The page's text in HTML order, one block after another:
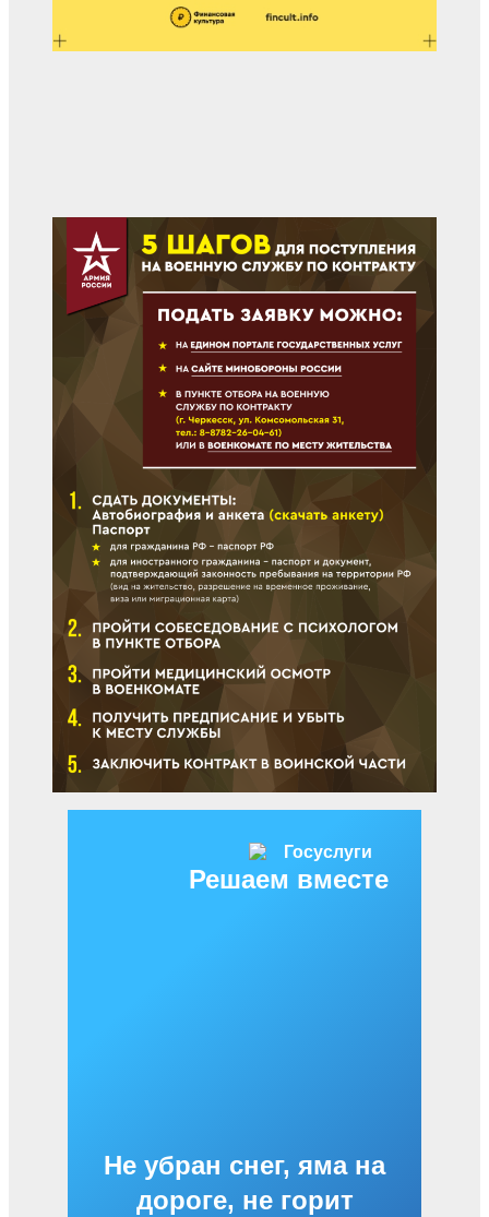
Решаем вместе
Не убран снег, яма на
дороге, не горит